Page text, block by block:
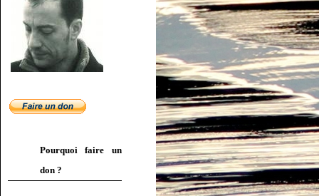
Pourquoi faire un
don ?